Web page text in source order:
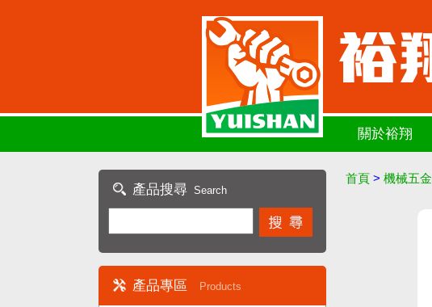
關於裕翔
產品搜尋 Search
產品專區 Products
首頁 > 機械五金